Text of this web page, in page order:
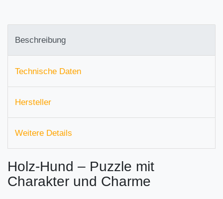
Beschreibung
Technische Daten
Hersteller
Weitere Details
Holz-Hund – Puzzle mit
Charakter und Charme